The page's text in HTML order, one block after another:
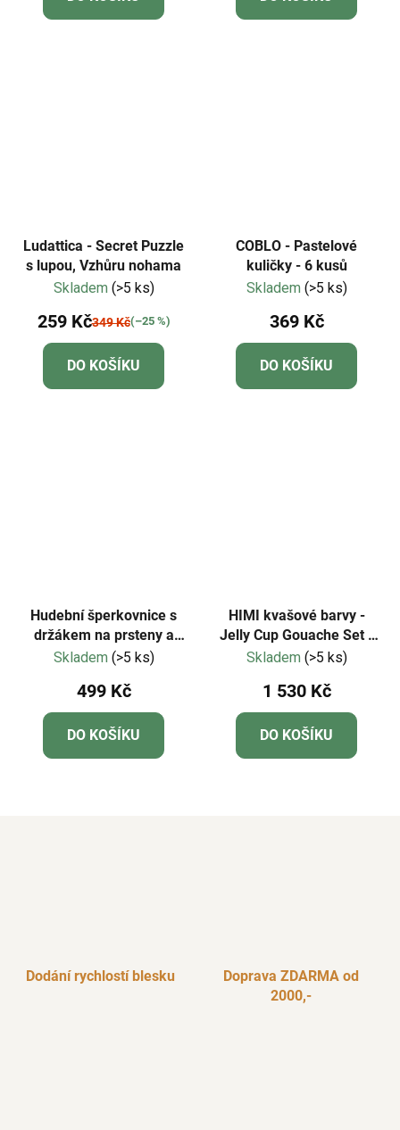
Ludattica - Secret Puzzle
s lupou, Vzhůru nohama
Skladem (>5 ks)
259 Kč349 Kč(–25 %)
DO KOŠÍKU
COBLO - Pastelové
kuličky - 6 kusů
Skladem (>5 ks)
369 Kč
DO KOŠÍKU
Hudební šperkovnice s
držákem na prsteny a
širokým zrcadlem Šťastní
Skladem (>5 ks)
499 Kč
DO KOŠÍKU
HIMI kvašové barvy -
Jelly Cup Gouache Set -
56 Colours (White Case
Skladem (>5 ks)
1 530 Kč
DO KOŠÍKU
Dodání rychlostí blesku
Doprava ZDARMA od
2000,-